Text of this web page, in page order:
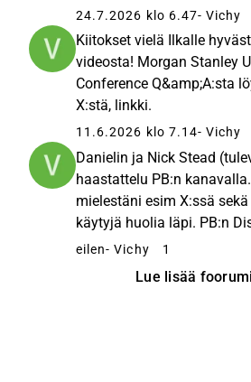
https://x.com/
7049607344146?s=46
lasketteli parina päivänä
osittain ...
24.7.2026 klo 6.47- Vichy
Kiitokset vielä Ilkalle
videosta! Morgan Stanley
Conference Q&amp;A:sta
X:stä, linkki.
11.6.2026 klo 7.14- Vichy
Danielin ja Nick Stead
haastattelu PB:n
mielestäni esim X:ssä
käytyjä huolia läpi. PB:n
ilmainen nykyään.
esim. väitetystä cherry-
eilen- Vichy 1
Lue lisää